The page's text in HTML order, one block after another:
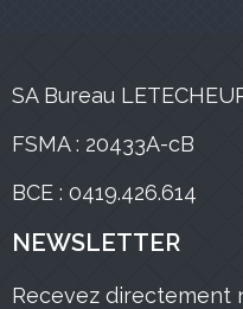
SA Bureau
FSMA : 20433A-cB
BCE : 0419.426.614
NEWSLETTER
Recevez directement